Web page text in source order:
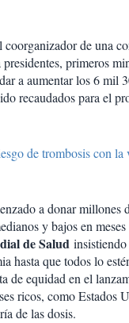
coorganizador de una
primeros
a aumentar los 6 mil
recaudados para el
de trombosis con la
a donar millones
y bajos en
de Salud
hasta que todos lo
de equidad en el
ricos, como Estados
de las dosis.